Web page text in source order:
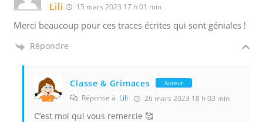
Lili 15 mars 2023 17 h 01 min
Merci beaucoup pour ces traces écrites qui sont géniales !
Répondre
Classe & Grimaces Auteur
Réponse à Lili 26 mars 2023 18 h 03 min
C’est moi qui vous remercie 🥰